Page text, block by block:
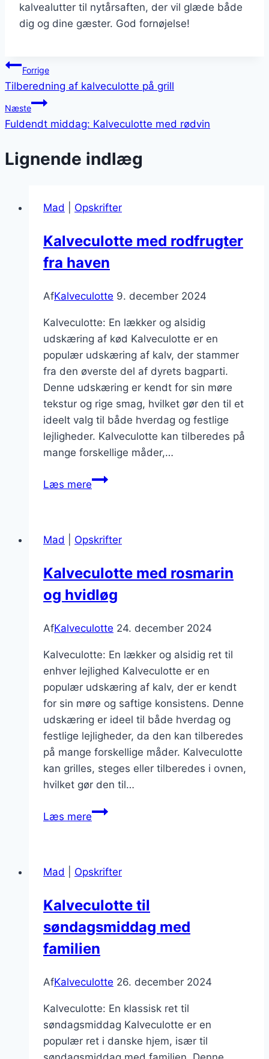
kalvealutter til nytårsaften, der vil glæde både
dig og dine gæster. God fornøjelse!
Indlægsnavigation
Forrige
Tilberedning af kalveculotte på grill
Næste
Fuldendt middag: Kalveculotte med rødvin
Lignende indlæg
Mad Opskrifter
Kalveculotte med rodfrugter
fra haven
AfKalveculotte 9. december 2024
Kalveculotte: En lækker og alsidig
udskæring af kød Kalveculotte er en
populær udskæring af kalv, der stammer
fra den øverste del af dyrets bagparti.
Denne udskæring er kendt for sin møre
tekstur og rige smag, hvilket gør den til et
ideelt valg til både hverdag og festlige
lejligheder. Kalveculotte kan tilberedes på
mange forskellige måder,…
Læs mereKalveculotte
haven
Mad Opskrifter
Kalveculotte med rosmarin
og hvidløg
AfKalveculotte 24. december 2024
Kalveculotte: En lækker og alsidig ret til
enhver lejlighed Kalveculotte er en
populær udskæring af kalv, der er kendt
for sin møre og saftige konsistens. Denne
udskæring er ideel til både hverdag og
festlige lejligheder, da den kan tilberedes
på mange forskellige måder. Kalveculotte
kan grilles, steges eller tilberedes i ovnen,
hvilket gør den til…
Læs mereKalveculotte
hvidløg
Mad Opskrifter
Kalveculotte til
søndagsmiddag med
familien
AfKalveculotte 26. december 2024
Kalveculotte: En klassisk ret til
søndagsmiddag Kalveculotte er en
populær ret i danske hjem, især til